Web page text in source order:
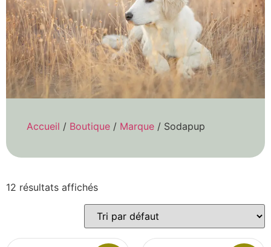
Accueil / Boutique / Marque / Sodapup
12 résultats affichés